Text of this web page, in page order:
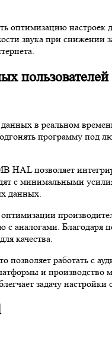
оптимизацию
звука при
пользователей
в реальном
программу под
HAL позволяет
с минимальными
данных.
аналогами.
качества.
работать с
и
задачу настройки